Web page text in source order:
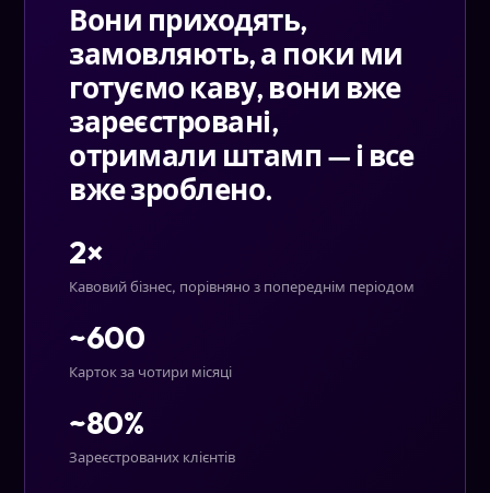
Вони приходять,
замовляють, а поки ми
готуємо каву, вони вже
зареєстровані,
отримали штамп — і все
вже зроблено.
2×
Кавовий бізнес, порівняно з попереднім періодом
~600
Карток за чотири місяці
~80%
Зареєстрованих клієнтів